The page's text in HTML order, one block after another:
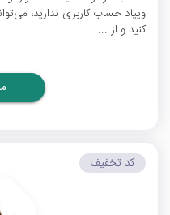
ویپاد حساب کاربری ندارید،
کنید و از ...
کد تخفیف